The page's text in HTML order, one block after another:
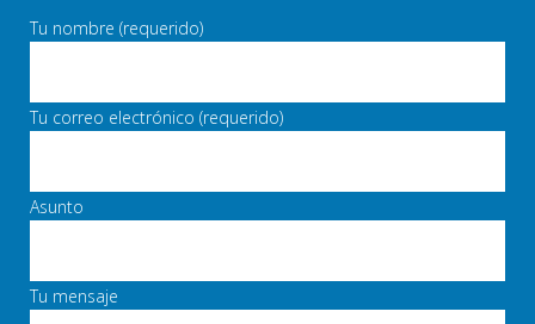
Tu nombre (requerido)
Tu correo electrónico (requerido)
Asunto
Tu mensaje